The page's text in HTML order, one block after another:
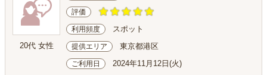
20代 女性
評価
利用頻度 スポット
提供エリア 東京都港区
ご利用日 2024年11月12日(火)